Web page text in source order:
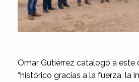
Omar Gutiérrez catalogó a este
“histórico gracias a la fuerza, la